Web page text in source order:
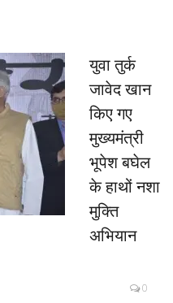
युवा तुर्क
जावेद खान
किए गए
मुख्यमंत्री
भूपेश बघेल
के हाथों नशा
मुक्ति
अभियान
0